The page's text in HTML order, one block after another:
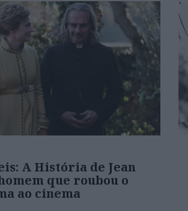
A História de Jean
que roubou o
ao cinema